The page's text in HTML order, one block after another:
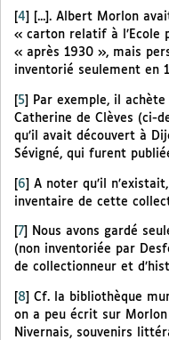
4
[...]. Albert Morlon
« carton relatif à l’Ecole
« après 1930 », mais
inventorié seulement en
5
Par exemple, il
Catherine de Clèves (ci-
qu’il avait découvert à
Sévigné, qui furent
[6] A noter qu’il
inventaire de cette
7
Nous avons gardé
(non inventoriée par
de collectionneur et
[8] Cf. la bibliothèque
on a peu écrit sur
Nivernais, souvenirs